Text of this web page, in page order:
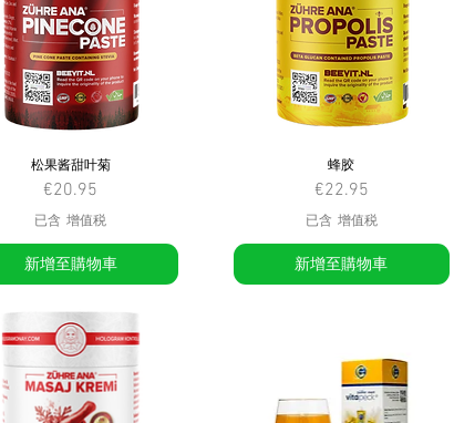
松果酱甜叶菊
價格
€20.95
已含 增值税
新增至購物車
蜂胶
價格
€22.95
已含 增值税
新增至購物車